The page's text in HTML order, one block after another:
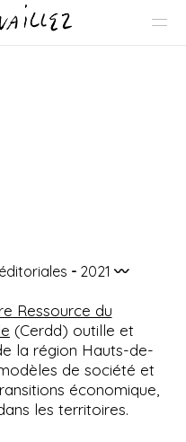
- 2021 〰️
Ressource du
(Cerdd) outille et
la région Hauts-de-
de société et
économique,
les territoires.